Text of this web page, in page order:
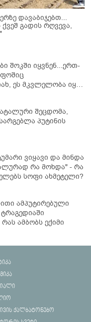
დავაბიჯებთ...
გადის რღვევა,
შოკში იყვნენ...ერთ-
ეს მკვლელობა იყო"
ტრაგედიის
შეცდომა,
პუტინის
ვიყავი და მინდა
რა მოხდა" - რა
სოფი ახმეტელი?
ამპუტირებული
ამბობს ექიმი
ქალბატონებო